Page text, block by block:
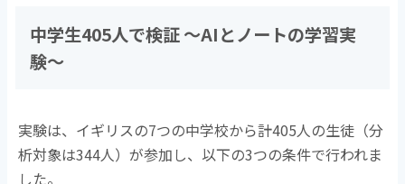
中学生405人で検証 〜AIとノートの学習実
験〜
実験は、イギリスの7つの中学校から計405人の生徒（分
析対象は344人）が参加し、以下の3つの条件で行われま
した。